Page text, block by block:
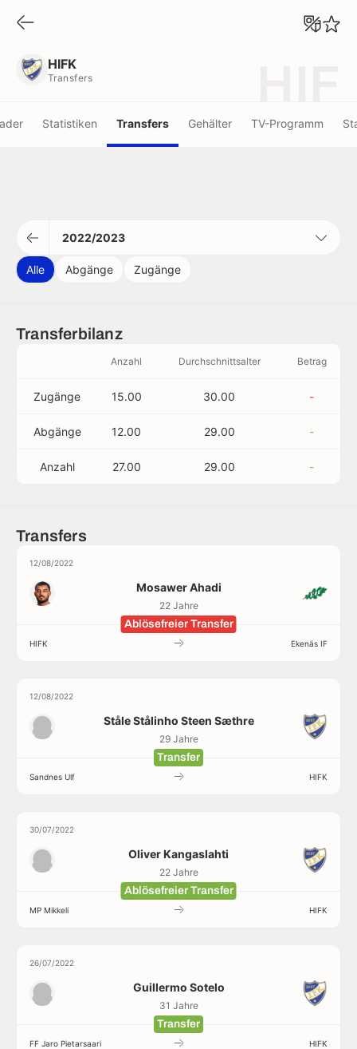
HIFK
Transfers
Statistiken Transfers Gehälter TV-Programm
2022/2023
Alle Abgänge Zugänge
Transferbilanz
Anzahl Durchschnittsalter Betrag
Zugänge 15.00 30.00 -
Abgänge 12.00 29.00 -
Anzahl 27.00 29.00 -
Transfers
12/08/2022
Mosawer Ahadi
22 Jahre
Ablösefreier Transfer
HIFK Ekenäs IF
12/08/2022
Ståle Stålinho Steen Sæthre
29 Jahre
Transfer
Sandnes Ulf HIFK
30/07/2022
Oliver Kangaslahti
22 Jahre
Ablösefreier Transfer
MP Mikkeli HIFK
26/07/2022
Guillermo Sotelo
31 Jahre
Transfer
FF Jaro Pietarsaari HIFK